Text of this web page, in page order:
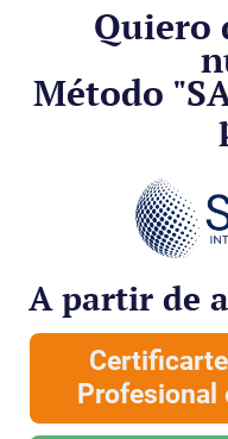
Quiero
Método
A partir de
Profesional